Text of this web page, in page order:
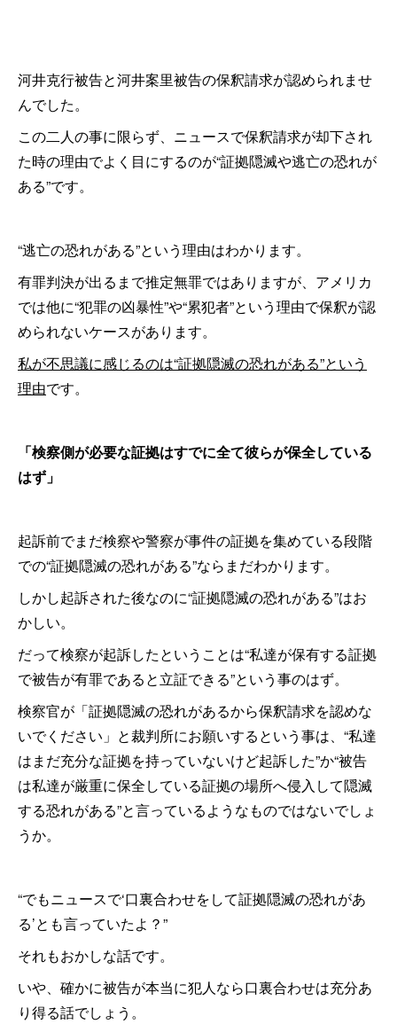
河井克行被告と河井案里被告の保釈請求が認められませ
んでした。
この二人の事に限らず、ニュースで保釈請求が却下され
た時の理由でよく目にするのが“証拠隠滅や逃亡の恐れが
ある”です。
“逃亡の恐れがある”という理由はわかります。
有罪判決が出るまで推定無罪ではありますが、アメリカ
では他に“犯罪の凶暴性”や“累犯者”という理由で保釈が認
められないケースがあります。
私が不思議に感じるのは“証拠隠滅の恐れがある”という
理由です。
「検察側が必要な証拠はすでに全て彼らが保全している
はず」
起訴前でまだ検察や警察が事件の証拠を集めている段階
での“証拠隠滅の恐れがある”ならまだわかります。
しかし起訴された後なのに“証拠隠滅の恐れがある”はお
かしい。
だって検察が起訴したということは“私達が保有する証拠
で被告が有罪であると立証できる”という事のはず。
検察官が「証拠隠滅の恐れがあるから保釈請求を認めな
いでください」と裁判所にお願いするという事は、“私達
はまだ充分な証拠を持っていないけど起訴した”か“被告
は私達が厳重に保全している証拠の場所へ侵入して隠滅
する恐れがある”と言っているようなものではないでしょ
うか。
“でもニュースで‘口裏合わせをして証拠隠滅の恐れがあ
る’とも言っていたよ？”
それもおかしな話です。
いや、確かに被告が本当に犯人なら口裏合わせは充分あ
り得る話でしょう。